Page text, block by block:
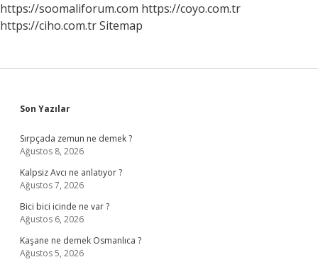
https://soomaliforum.com https://coyo.com.tr
https://ciho.com.trSitemap
Sidebar
Son Yazılar
Sırpçada zemun ne demek ?
Ağustos 8, 2026
Kalpsiz Avcı ne anlatıyor ?
Ağustos 7, 2026
Bici bici icinde ne var ?
Ağustos 6, 2026
Kaşane ne demek Osmanlıca ?
Ağustos 5, 2026